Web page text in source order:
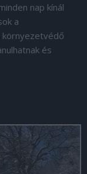
nap kínál
a
és